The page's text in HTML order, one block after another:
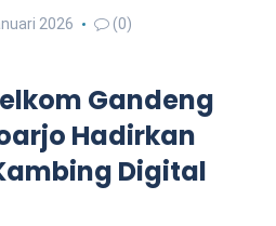
2026 (0)
Gandeng
Hadirkan
Digital